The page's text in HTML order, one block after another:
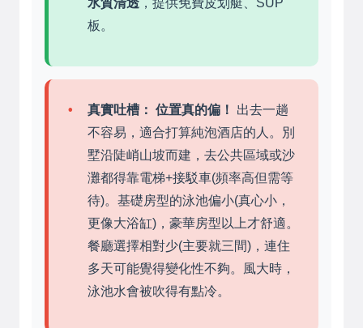
板。
真實吐槽： 位置真的偏！
出去一趟
不容易，適合打算純泡酒店的人。別
墅沿陡峭山坡而建，去公共區域或沙
灘都得靠電梯+接駁車(頻率高但需等
待)。基礎房型的泳池偏小(真心小，
更像大浴缸)，豪華房型以上才舒適。
餐廳選擇相對少(主要就三間)，連住
多天可能覺得變化性不夠。風大時，
泳池水會被吹得有點冷。